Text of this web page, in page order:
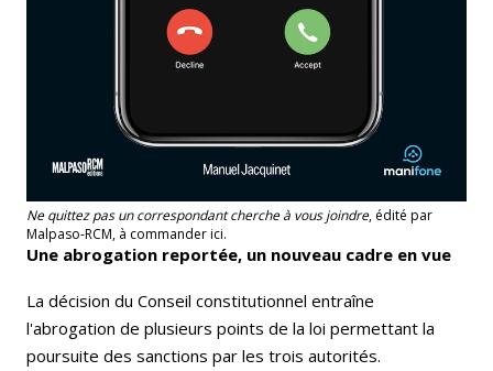
Ne quittez pas un correspondant cherche à vous joindre, édité par
Malpaso-RCM, à commander ici.
Une abrogation reportée, un nouveau cadre en vue
La décision du Conseil constitutionnel entraîne
l'abrogation de plusieurs points de la loi permettant la
poursuite des sanctions par les trois autorités.